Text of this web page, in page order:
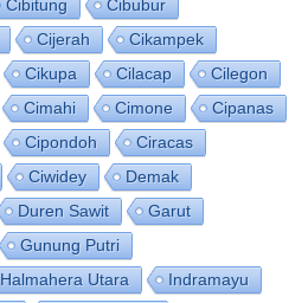
Cibitung
Cibubur
Cijerah
Cikampek
Cikupa Cilacap
Cilegon
Cimahi Cimone
Cipanas
Cipondoh
Ciracas
Ciwidey
Demak
Duren Sawit
Garut
Gunung Putri
Halmahera Utara
Indramayu